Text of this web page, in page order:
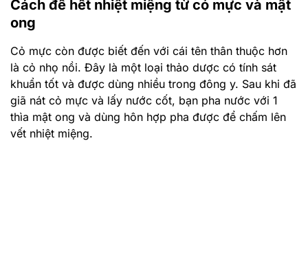
thìa mật ong và dùng hôn hợp pha được để chấm lên
vết nhiệt miệng.